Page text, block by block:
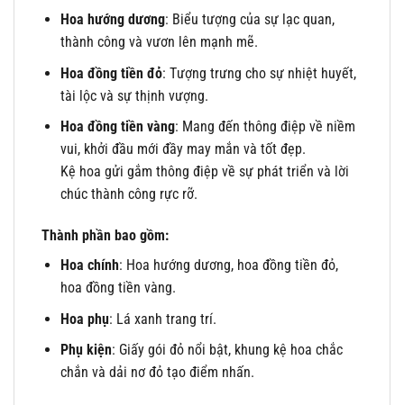
Hoa hướng dương: Biểu tượng của sự lạc quan,
thành công và vươn lên mạnh mẽ.
Hoa đồng tiền đỏ: Tượng trưng cho sự nhiệt huyết,
tài lộc và sự thịnh vượng.
Hoa đồng tiền vàng: Mang đến thông điệp về niềm
vui, khởi đầu mới đầy may mắn và tốt đẹp.
Kệ hoa gửi gắm thông điệp về sự phát triển và lời
chúc thành công rực rỡ.
Thành phần bao gồm:
Hoa chính: Hoa hướng dương, hoa đồng tiền đỏ,
hoa đồng tiền vàng.
Hoa phụ: Lá xanh trang trí.
Phụ kiện: Giấy gói đỏ nổi bật, khung kệ hoa chắc
chắn và dải nơ đỏ tạo điểm nhấn.